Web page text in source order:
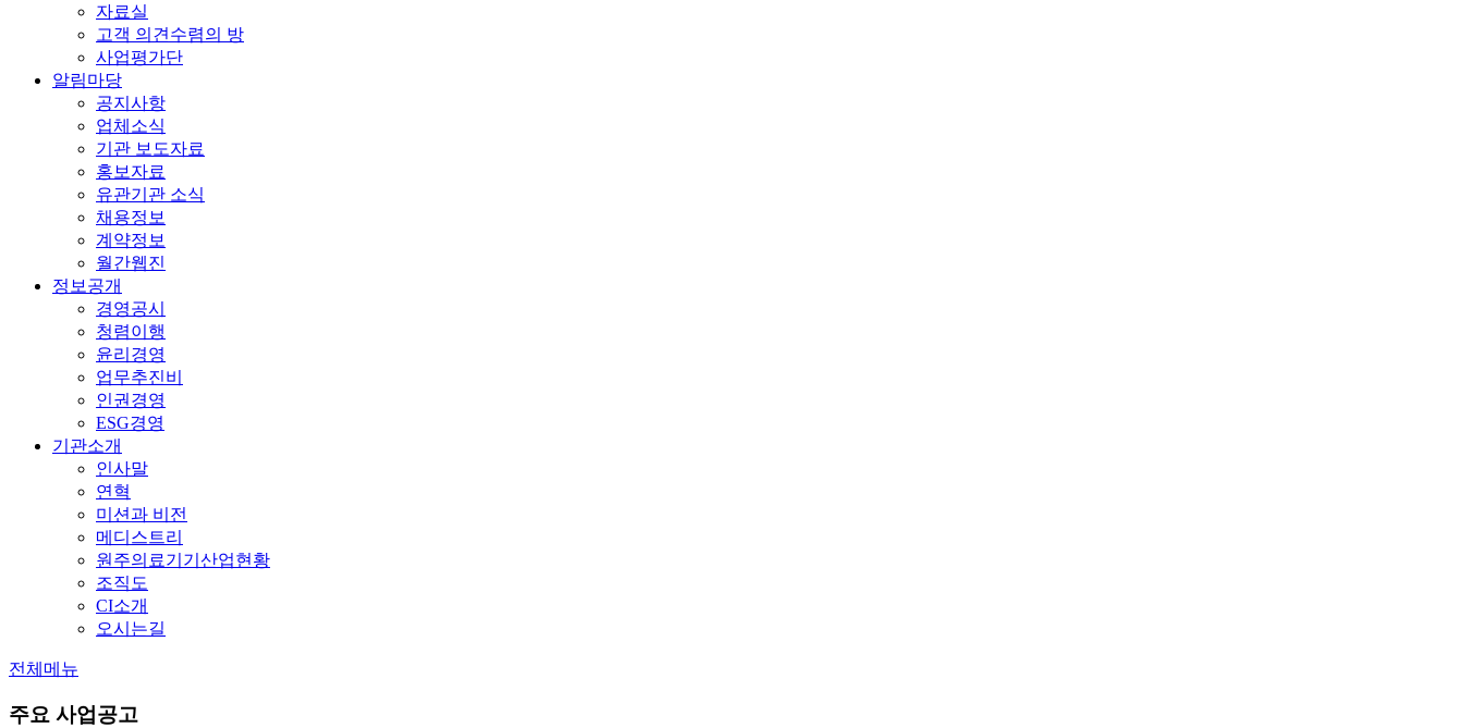
자료실
고객 의견수렴의 방
사업평가단
알림마당
공지사항
업체소식
기관 보도자료
홍보자료
유관기관 소식
채용정보
계약정보
월간웹진
정보공개
경영공시
청렴이행
윤리경영
업무추진비
인권경영
ESG경영
기관소개
인사말
연혁
미션과 비전
메디스트리
원주의료기기산업현황
조직도
CI소개
오시는길
전체메뉴
주요 사업공고